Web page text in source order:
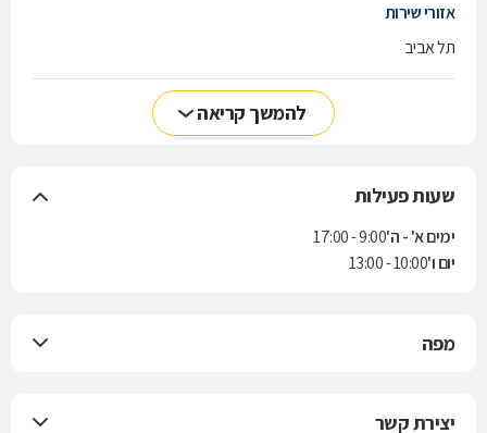
אזורי שירות
תל אביב
להמשך קריאה
שעות פעילות
ימים א' - ה'9:00 - 17:00
יום ו'10:00 - 13:00
מפה
יצירת קשר